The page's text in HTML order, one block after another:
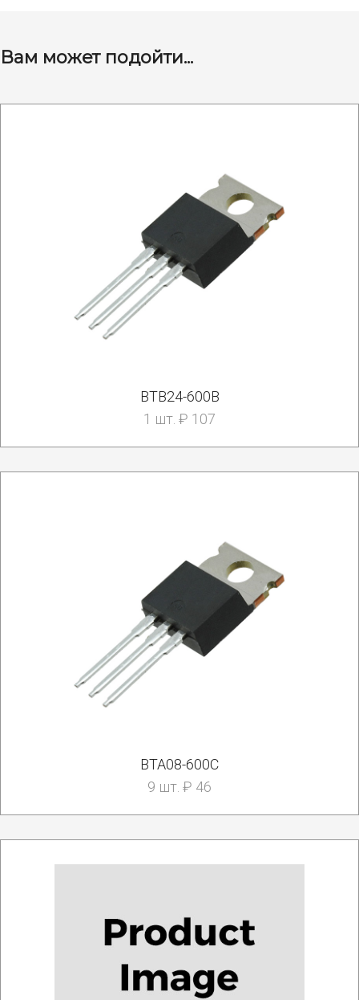
Вам может подойти...
BTB24-600B
1 шт. ₽ 107
BTA08-600C
9 шт. ₽ 46